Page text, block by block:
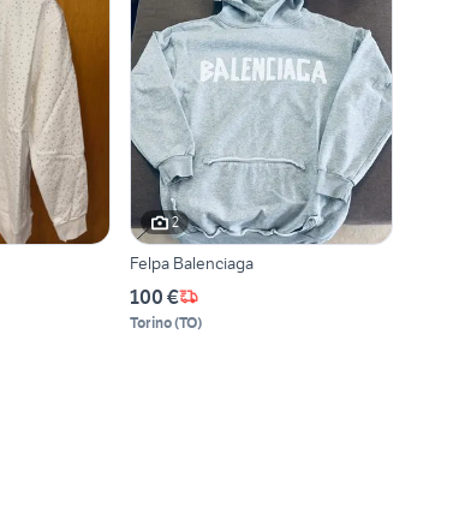
2
Felpa Balenciaga
100 €
Torino(TO)